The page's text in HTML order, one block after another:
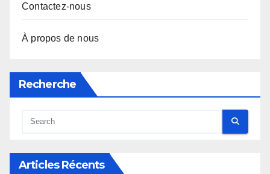
Contactez-nous
À propos de nous
Recherche
Articles Récents